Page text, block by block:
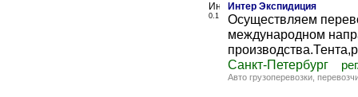
0.1
Интер Экспидиция
Осуществляем
международном
Санкт-Петербург
Авто грузоперевозки,